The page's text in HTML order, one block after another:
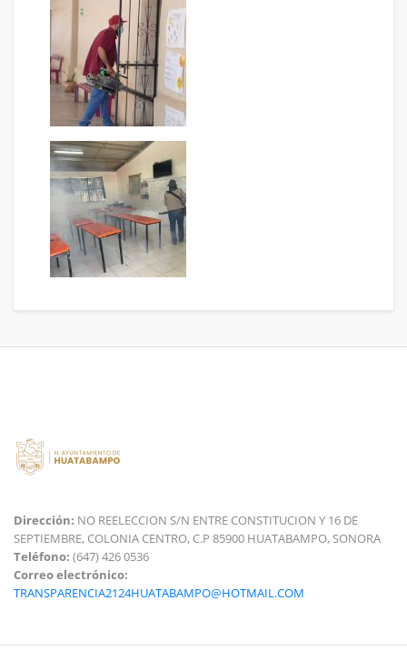
Dirección: NO REELECCION S/N ENTRE CONSTITUCION Y 16 DE
SEPTIEMBRE, COLONIA CENTRO, C.P 85900 HUATABAMPO, SONORA
Teléfono: (647) 426 0536
Correo electrónico:
TRANSPARENCIA2124HUATABAMPO@HOTMAIL.COM